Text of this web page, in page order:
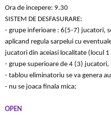
Ora de incepere: 9.30
SISTEM DE DESFASURARE:
- grupe inferioare : 6(5-7) jucatori,
aplicand regula sarpelui cu
jucatori din aceiasi localitate (locul
- grupe superioare de 4 (3) jucatori,
- tablou eliminatoriu se va genera
- nu se joaca finala mica;
OPEN